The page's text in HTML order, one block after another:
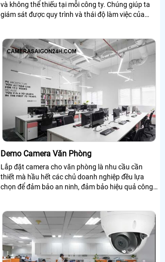
và không thể thiếu tại mỗi công ty. Chúng giúp ta
giám sát được quy trình và thái độ làm việc của
qua bài viết dưới đây nhé!
Demo Camera Văn Phòng
Lắp đặt camera cho văn phòng là nhu cầu cần
thiết mà hầu hết các chủ doanh nghiệp đều lựa
chọn để đảm bảo an ninh, đảm bảo hiệu quả công